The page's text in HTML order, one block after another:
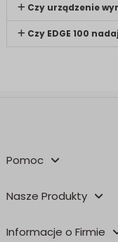
Czy urządzenie
Czy EDGE 100
Pomoc
Nasze Produkty
Informacje o Firmie